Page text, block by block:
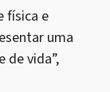
física e
uma
de vida”,